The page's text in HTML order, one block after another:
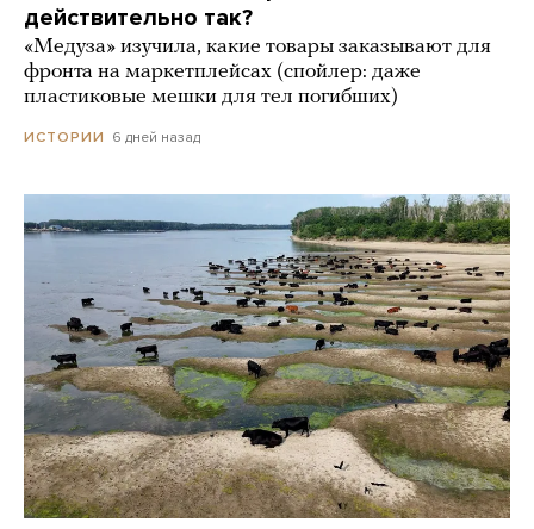
действительно так?
«Медуза» изучила, какие товары заказывают для
фронта на маркетплейсах (спойлер: даже
пластиковые мешки для тел погибших)
ИСТОРИИ 6 дней назад